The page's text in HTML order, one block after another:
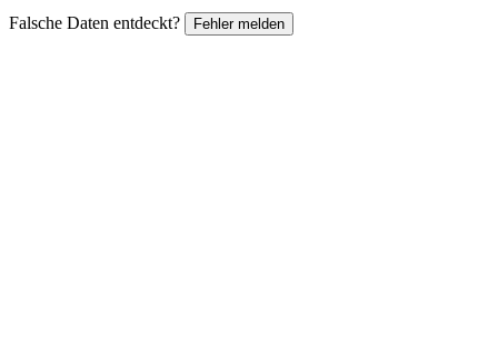
Falsche Daten entdeckt? Fehler melden